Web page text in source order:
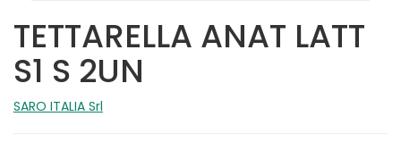
TETTARELLA ANAT LATT
S1 S 2UN
SARO ITALIA Srl